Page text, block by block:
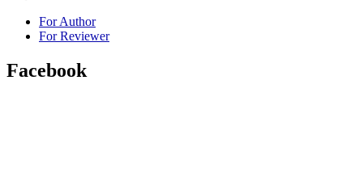
For Author
For Reviewer
Facebook